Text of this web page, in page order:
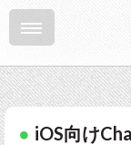
iOS向け